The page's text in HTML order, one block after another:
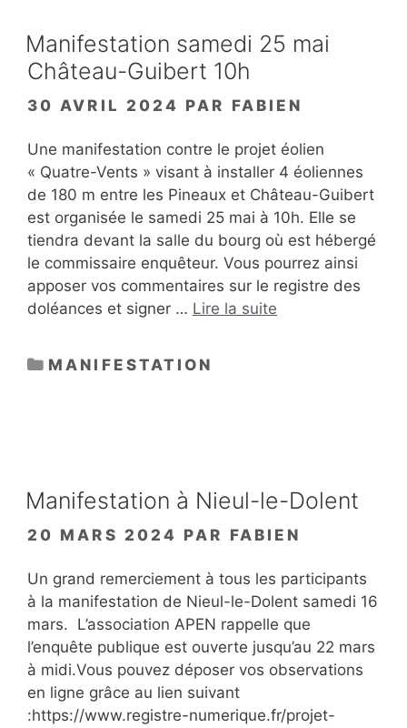
Manifestation samedi 25 mai
Château-Guibert 10h
30 AVRIL 2024 PAR FABIEN
Une manifestation contre le projet éolien
« Quatre-Vents » visant à installer 4 éoliennes
de 180 m entre les Pineaux et Château-Guibert
est organisée le samedi 25 mai à 10h. Elle se
tiendra devant la salle du bourg où est hébergé
le commissaire enquêteur. Vous pourrez ainsi
apposer vos commentaires sur le registre des
doléances et signer … Lire la suite
CATÉGORIES
MANIFESTATION
Manifestation à Nieul-le-Dolent
20 MARS 2024 PAR FABIEN
Un grand remerciement à tous les participants
à la manifestation de Nieul-le-Dolent samedi 16
mars. L’association APEN rappelle que
l’enquête publique est ouverte jusqu’au 22 mars
à midi.Vous pouvez déposer vos observations
en ligne grâce au lien suivant
:https://www.registre-numerique.fr/projet-